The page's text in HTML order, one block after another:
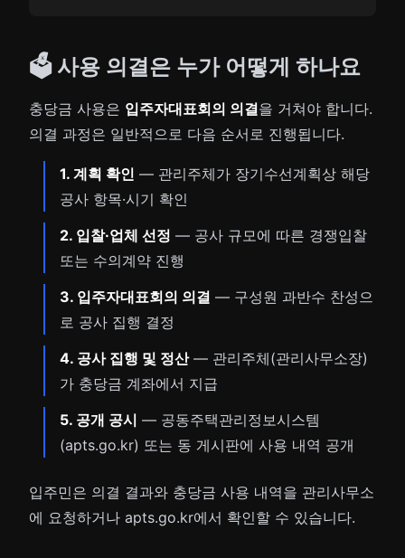
🗳️ 사용 의결은 누가 어떻게 하나요
충당금 사용은 입주자대표회의 의결을 거쳐야 합니다.
의결 과정은 일반적으로 다음 순서로 진행됩니다.
1. 계획 확인 — 관리주체가 장기수선계획상 해당
공사 항목·시기 확인
2. 입찰·업체 선정 — 공사 규모에 따른 경쟁입찰
또는 수의계약 진행
3. 입주자대표회의 의결 — 구성원 과반수 찬성으
로 공사 집행 결정
4. 공사 집행 및 정산— 관리주체(관리사무소장)
가 충당금 계좌에서 지급
5. 공개 공시 — 공동주택관리정보시스템
(apts.go.kr) 또는 동 게시판에 사용 내역 공개
입주민은 의결 결과와 충당금 사용 내역을 관리사무소
에 요청하거나 apts.go.kr에서 확인할 수 있습니다.